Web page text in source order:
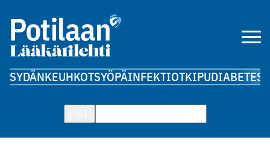
SYDÄNKEUHKOTSYÖPÄINFEKTIOTKIPUDIABETES